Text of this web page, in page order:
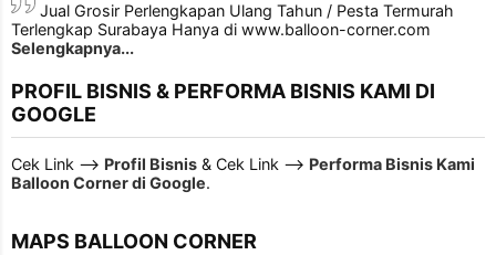
Jual Grosir Perlengkapan Ulang Tahun / Pesta Termurah
Terlengkap Surabaya Hanya di www.balloon-corner.com
Selengkapnya...
PROFIL BISNIS & PERFORMA BISNIS KAMI DI
GOOGLE
Cek Link --> Profil Bisnis & Cek Link --> Performa Bisnis Kami
Balloon Corner di Google.
MAPS BALLOON CORNER